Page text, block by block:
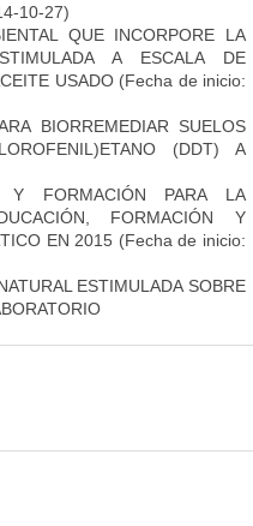
10-27)
QUE INCORPORE LA
A ESCALA DE
USADO(Fecha de inicio:
BIORREMEDIAR SUELOS
(DDT) A
Y FORMACIÓN PARA LA
FORMACIÓN Y
EN 2015 (Fecha de inicio:
ESTIMULADA SOBRE